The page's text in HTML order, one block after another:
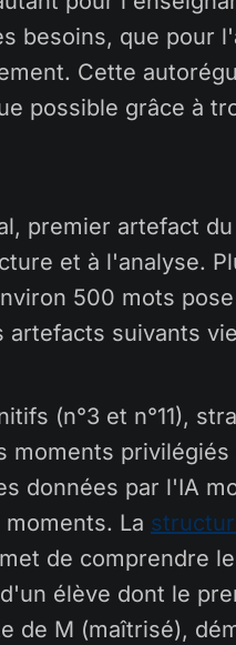
besoins, que pour
Cette
possible grâce à
premier artefact
et à l'analyse.
500 mots
suivants
(n°3 et n°11),
moments
données par l'IA
La
de comprendre
élève dont le
de M (maîtrisé),